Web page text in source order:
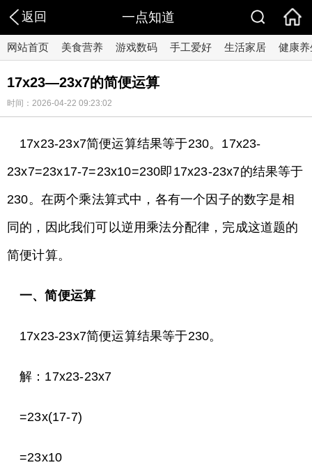
返回 一点知道
网站首页 美食营养 游戏数码 手工爱好 生活家居 健康养
17x23—23x7的简便运算
时间：2026-04-22 09:23:02
17x23-23x7简便运算结果等于230。17x23-
23x7=23x17-7=23x10=230即17x23-23x7的结果等于
230。在两个乘法算式中，各有一个因子的数字是相
同的，因此我们可以逆用乘法分配律，完成这道题的
简便计算。
一、简便运算
17x23-23x7简便运算结果等于230。
解：17x23-23x7
=23x(17-7)
=23x10